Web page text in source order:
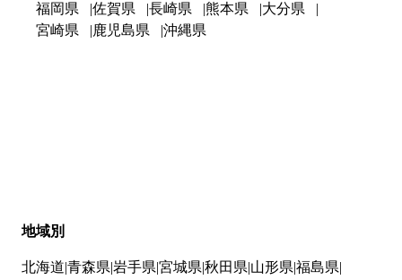
福岡県 佐賀県 長崎県 熊本県
大分県
宮崎県
鹿児島県 沖縄県
地域別
北海道 青森県 岩手県 宮城県 秋田県 山形県 福島県